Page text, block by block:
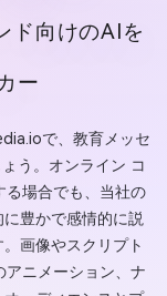
ド向けのAIを
ー
で、教育メッセ
う。オンライン コ
る場合でも、当社の
豊かで感情的に説
画像やスクリプト
アニメーション、ナ